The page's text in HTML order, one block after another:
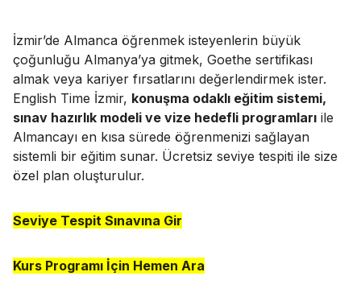
İzmir’de Almanca öğrenmek isteyenlerin büyük
çoğunluğu Almanya’ya gitmek, Goethe sertifikası
almak veya kariyer fırsatlarını değerlendirmek ister.
English Time İzmir, konuşma odaklı eğitim sistemi,
sınav hazırlık modeli ve vize hedefli programları ile
Almancayı en kısa sürede öğrenmenizi sağlayan
sistemli bir eğitim sunar. Ücretsiz seviye tespiti ile size
özel plan oluşturulur.
Seviye Tespit Sınavına Gir
Kurs Programı İçin Hemen Ara